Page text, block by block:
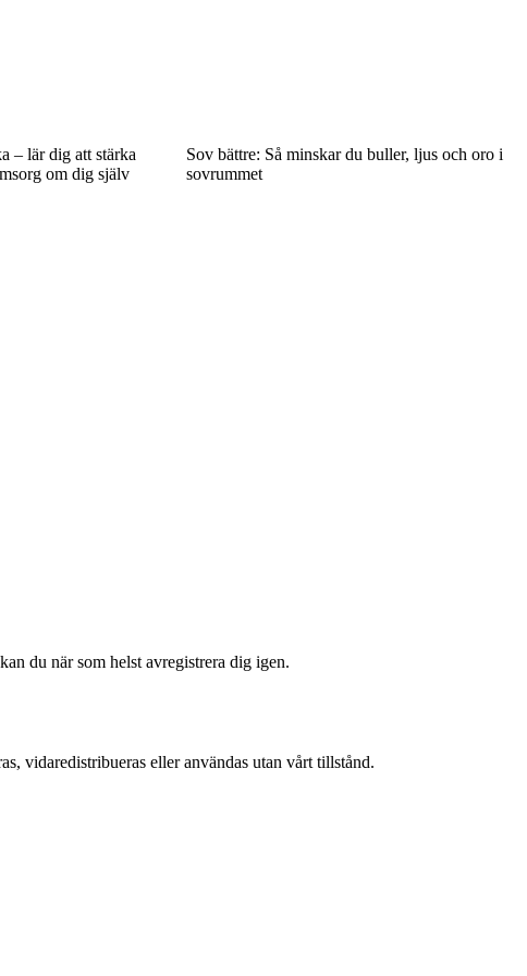
– lär dig att stärka
om dig själv
Sov bättre: Så minskar du buller, ljus och oro i
sovrummet
du när som helst avregistrera dig igen.
vidaredistribueras eller användas utan vårt tillstånd.